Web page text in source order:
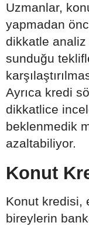
Uzmanlar,
yapmadan
dikkatle analiz
sunduğu
Ayrıca kredi
dikkatlice
beklenmedik
azaltabiliyor.
Konut
Konut kredisi,
bireylerin